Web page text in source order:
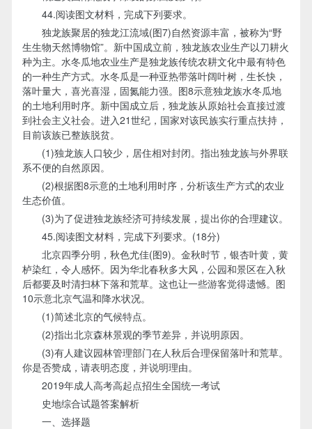
44.阅读图文材料，完成下列要求。
独龙族聚居的独龙江流域(图7)自然资源丰富，被称为“野
生生物天然博物馆”。新中国成立前，独龙族农业生产以刀耕火
种为主。水冬瓜地农业生产是独龙族传统农耕文化中最有特色
的一种生产方式。水冬瓜是一种亚热带落叶阔叶树，生长快，
落叶量大，喜光喜湿，固氮能力强。图8示意独龙族水冬瓜地
的土地利用时序。新中国成立后，独龙族从原始社会直接过渡
到社会主义社会。进入21世纪，国家对该民族实行重点扶持，
目前该族已整族脱贫。
(1)独龙族人口较少，居住相对封闭。指出独龙族与外界联
系不便的自然原因。
(2)根据图8示意的土地利用时序，分析该生产方式的农业
生态价值。
(3)为了促进独龙族经济可持续发展，提出你的合理建议。
45.阅读图文材料，完成下列要求。(18分)
北京四季分明，秋色尤佳(图9)。金秋时节，银杏叶黄，黄
栌染红，令人感怀。因为华北春秋多大风，公园和景区在入秋
后都要及时清扫林下落和荒草。这也让一些游客觉得遗憾。图
10示意北京气温和降水状况。
(1)简述北京的气候特点。
(2)指出北京森林景观的季节差异，并说明原因。
(3)有人建议园林管理部门在人秋后合理保留落叶和荒草。
你是否赞成，请表明态度，并说明理由。
2019年成人高考高起点招生全国统一考试
史地综合试题答案解析
一、选择题